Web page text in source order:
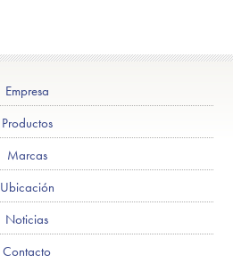
Empresa
Productos
Marcas
Ubicación
Noticias
Contacto